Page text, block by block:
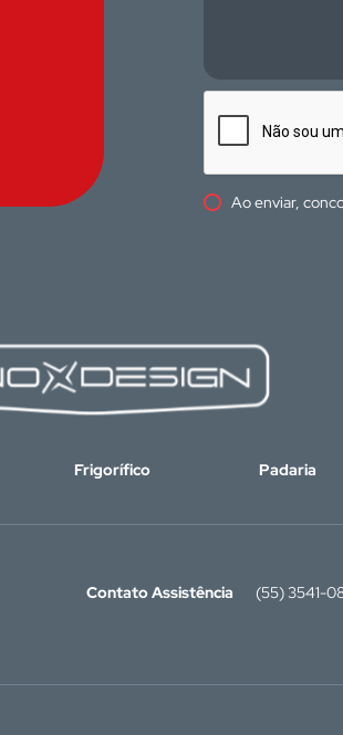
Ao enviar,
Frigorífico Padaria
Contato Assistência (55) 3541-